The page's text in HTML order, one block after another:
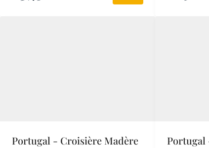
Portugal - Croisière Madère
Portugal